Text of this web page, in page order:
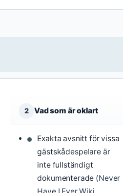
2 Vad som är oklart
Exakta avsnitt för vissa
gästskådespelare är
inte fullständigt
dokumenterade (Never